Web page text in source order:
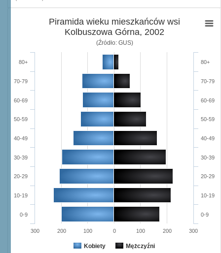
Piramida wieku mieszkańców wsi
Kolbuszowa Górna, 2002
(Źródło: GUS)
Kobiety Mężczyźni
0-9
10-19
20-29
30-39
40-49
50-59
60-69
70-79
80+
0-9
10-19
20-29
30-39
40-49
50-59
60-69
70-79
80+
300 200 100 0 100 200 300